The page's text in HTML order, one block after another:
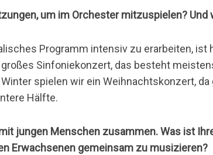
um im Orchester mitzuspielen? Und
Programm intensiv zu erarbeiten, ist
Sinfoniekonzert, das besteht
spielen wir ein Weihnachtskonzert,
Hälfte.
jungen Menschen zusammen. Was ist
Erwachsenen gemeinsam zu musizieren?